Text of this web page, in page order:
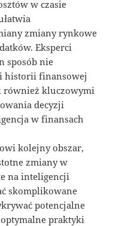
w czasie
zmiany rynkowe
Eksperci
sposób nie
historii finansowej
również kluczowymi
decyzji
w finansach
kolejny obszar,
zmiany w
na inteligencji
skomplikowane
potencjalne
praktyki